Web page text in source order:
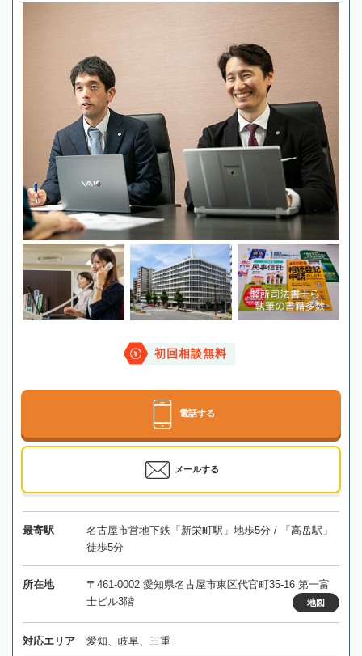
初回相談無料
電話する
メールする
最寄駅
名古屋市営地下鉄「新栄町駅」地歩5分 / 「高岳駅」
徒歩5分
所在地
〒461-0002 愛知県名古屋市東区代官町35-16 第一富
士ビル3階
地図
対応エリア 愛知、岐阜、三重